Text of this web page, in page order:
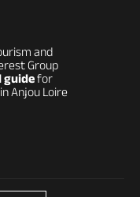
and
Group
guidefor
Anjou Loire